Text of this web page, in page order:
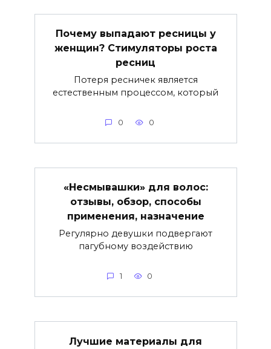
Почему выпадают ресницы у
женщин? Стимуляторы роста
ресниц
Потеря ресничек является
естественным процессом, который
0 0
«Несмывашки» для волос:
отзывы, обзор, способы
применения, назначение
Регулярно девушки подвергают
пагубному воздействию
1 0
Лучшие материалы для